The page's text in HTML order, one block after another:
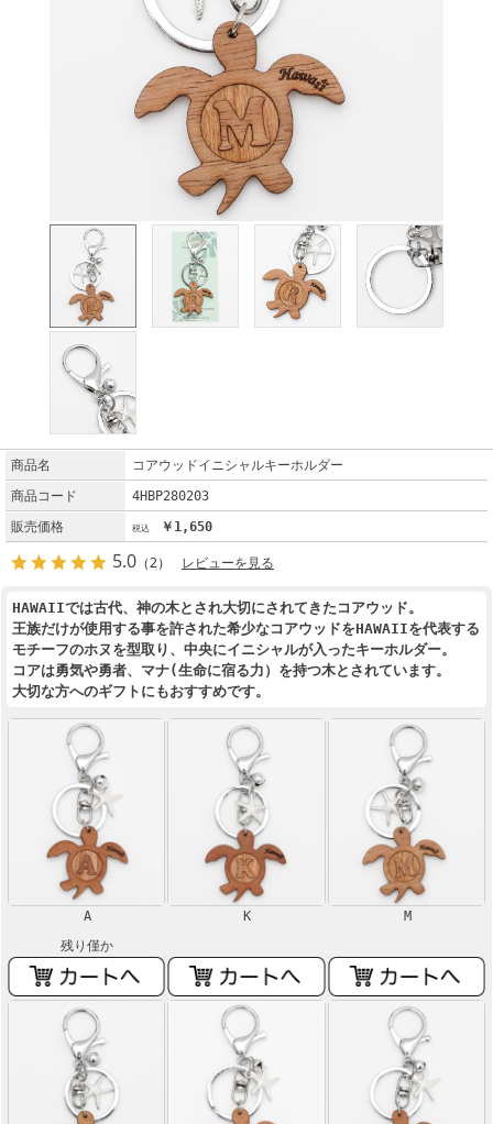
商品名
コアウッドイニシャルキーホルダー
商品コード
4HBP280203
販売価格
￥1,650
5.0 （2） レビューを見る
HAWAIIでは古代、神の木とされ大切にされてきたコアウッド。
王族だけが使用する事を許された希少なコアウッドをHAWAIIを代表する
モチーフのホヌを型取り、中央にイニシャルが入ったキーホルダー。
コアは勇気や勇者、マナ(生命に宿る力）を持つ木とされています。
大切な方へのギフトにもおすすめです。
A
残り僅か
K M